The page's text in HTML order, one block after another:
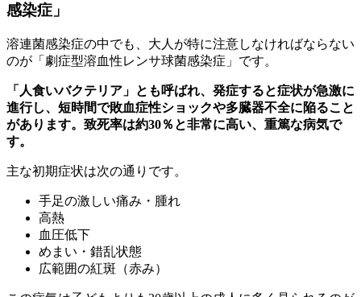
感染症」
溶連菌感染症の中でも、大人が特に注意しなければならない
のが「劇症型溶血性レンサ球菌感染症」です。
「人食いバクテリア」とも呼ばれ、発症すると症状が急激に
進行し、短時間で敗血症性ショックや多臓器不全に陥ること
があります。致死率は約30％と非常に高い、重篤な病気で
す。
主な初期症状は次の通りです。
手足の激しい痛み・腫れ
高熱
血圧低下
めまい・錯乱状態
広範囲の紅斑（赤み）